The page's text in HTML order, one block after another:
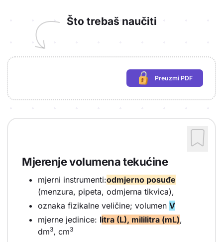
Što trebaš naučiti
Preuzmi PDF
(potrebna prijava)
Mjerenje volumena tekućine
mjerni instrumenti:odmjerno posuđe
(menzura, pipeta, odmjerna tikvica),
oznaka fizikalne veličine; volumen V
mjerne jedinice: litra (L), mililitra (mL),
dm3, cm3